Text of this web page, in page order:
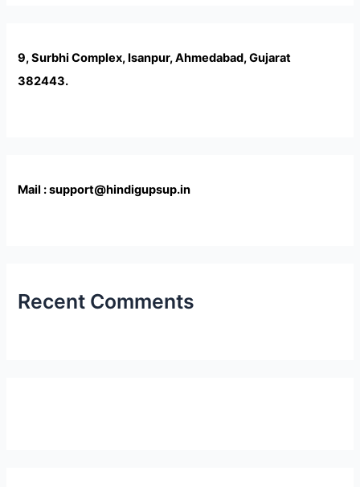
9, Surbhi Complex, Isanpur, Ahmedabad, Gujarat
382443.
Mail : support@hindigupsup.in
Recent Comments